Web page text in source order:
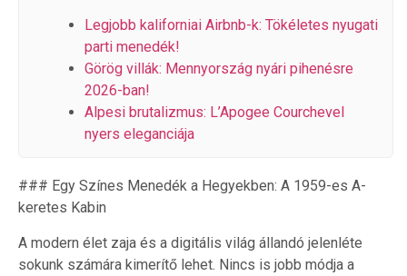
Legjobb kaliforniai Airbnb-k: Tökéletes nyugati
parti menedék!
Görög villák: Mennyország nyári pihenésre
2026-ban!
Alpesi brutalizmus: L’Apogee Courchevel
nyers eleganciája
### Egy Színes Menedék a Hegyekben: A 1959-es A-
keretes Kabin
A modern élet zaja és a digitális világ állandó jelenléte
sokunk számára kimerítő lehet. Nincs is jobb módja a